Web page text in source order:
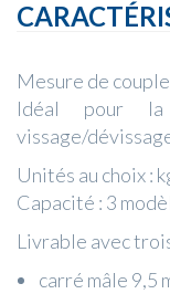
Mesure de
Idéal pour la
vissage/
Unités au choix :
Capacité : 3
Livrable avec
carré mâle 9,5